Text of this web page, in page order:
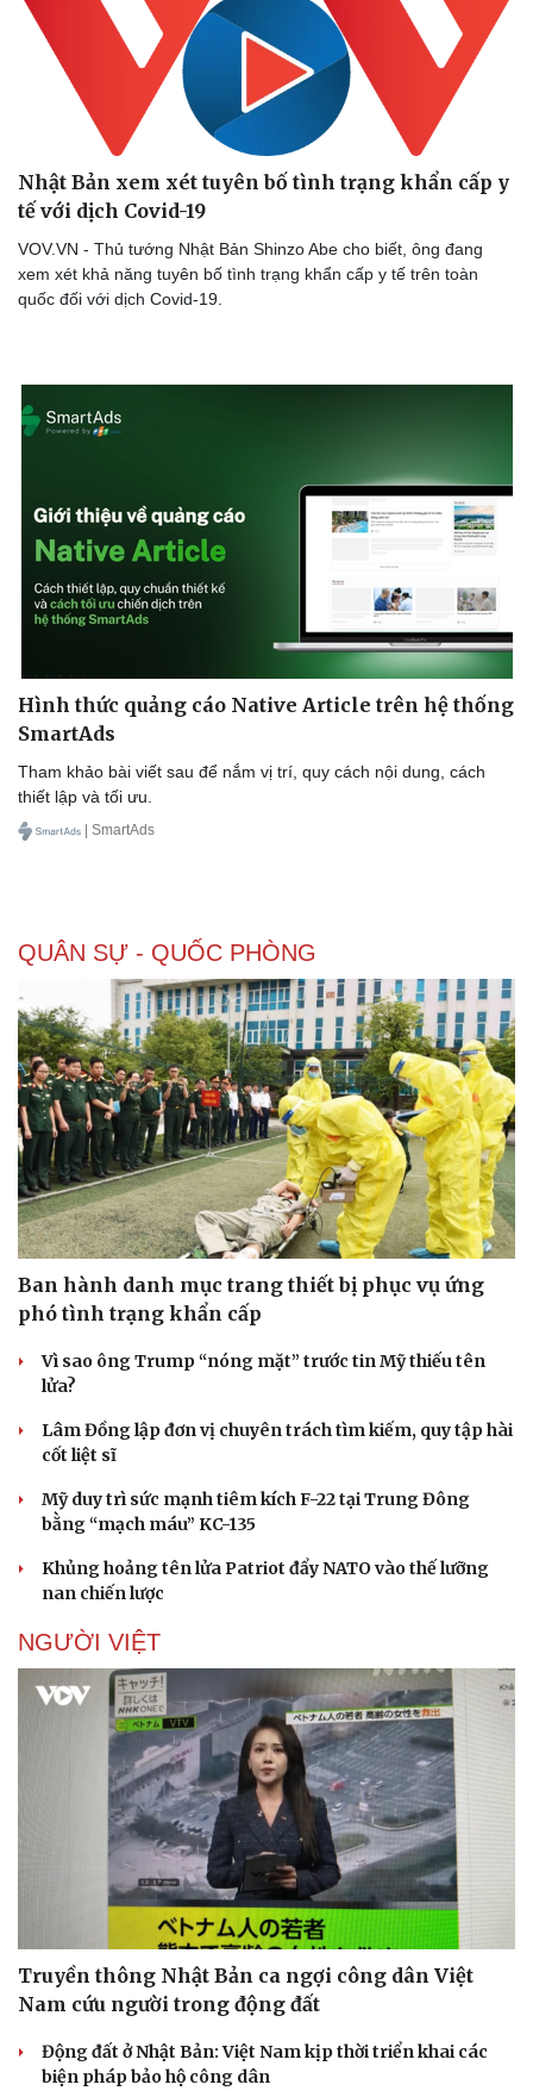
Doanh nghiệp
Thông tin doanh nghiệp
Doanh nghiệp 24h
Doanh nhân
Vì cộng đồng
Công nghệ
Sành điệu
Tin Công nghệ
Trải nghiệm
Dinh dưỡng - món ngon
Sản phụ khoa
Làm đẹp - giảm cân
Phòng mạch online
Ăn sạch sống khỏe
Đời sống
Nhà đẹp
Blog
Tình yêu - Gia đình
Nhật Bản xem xét tuyên bố tình trạng khẩn cấp y
tế với dịch Covid-19
VOV.VN - Thủ tướng Nhật Bản Shinzo Abe cho biết, ông đang
xem xét khả năng tuyên bố tình trạng khẩn cấp y tế trên toàn
quốc đối với dịch Covid-19.
Hình thức quảng cáo Native Article trên hệ thống
SmartAds
Tham khảo bài viết sau để nắm vị trí, quy cách nội dung, cách
thiết lập và tối ưu.
| SmartAds
QUÂN SỰ - QUỐC PHÒNG
Ban hành danh mục trang thiết bị phục vụ ứng
phó tình trạng khẩn cấp
Vì sao ông Trump “nóng mặt” trước tin Mỹ thiếu tên
lửa?
Lâm Đồng lập đơn vị chuyên trách tìm kiếm, quy tập hài
cốt liệt sĩ
Mỹ duy trì sức mạnh tiêm kích F-22 tại Trung Đông
bằng “mạch máu” KC-135
Khủng hoảng tên lửa Patriot đẩy NATO vào thế lưỡng
nan chiến lược
NGƯỜI VIỆT
Truyền thông Nhật Bản ca ngợi công dân Việt
Nam cứu người trong động đất
Động đất ở Nhật Bản: Việt Nam kịp thời triển khai các
biện pháp bảo hộ công dân